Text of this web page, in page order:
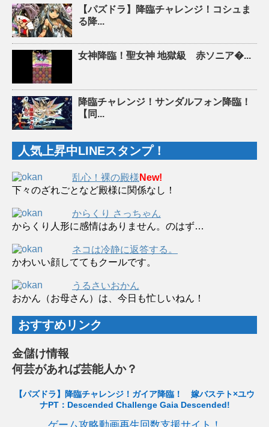
【パズドラ】降臨チャレンジ！コシュま
る降...
女神降臨！聖女神 地獄級 赤ソニア�...
降臨チャレンジ！サンダルフォン降臨！
【同...
人気上昇中LINEスタンプ！
乱心！裸の殿様 New!
下々のざれごとなど殿様に関係なし！
からくり さっちゃん
からくり人形に感情はありません。のはず…
ネコは冷静に返答する。
かわいい顔しててもクールです。
うるさいおかん
おかん（お母さん）は、今日も忙しいねん！
おすすめリンク
金儲け情報
何芸があれば芸能人か？
【パズドラ】降臨チャレンジ！ガイア降臨！ 嫁バステト×ユウ
ナPT：Descended Challenge Gaia Descended!
ゲーム攻略動画再生回数支援サイト！